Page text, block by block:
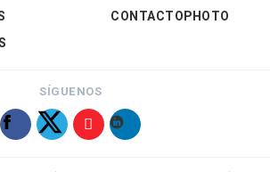
CONTACTOPHOTO
SÍGUENOS